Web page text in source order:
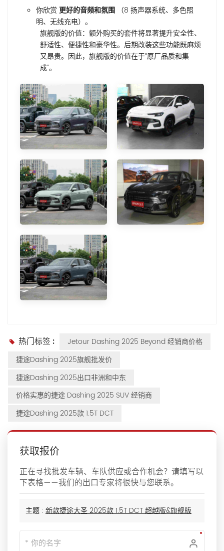
你欣赏 更好的音频和氛围 （8 扬声器系统、多色照
明、无线充电）。
旗舰版的价值：额外购买的套件将显著提升安全性、
舒适性、便捷性和豪华性。后期改装这些功能既麻烦
又昂贵。因此，旗舰版的价值在于“原厂品质和集
成”。
热门标签 :
Jetour Dashing 2025 Beyond 经销商价格
捷途Dashing 2025旗舰批发价
捷途Dashing 2025出口非洲和中东
价格实惠的捷途 Dashing 2025 SUV 经销商
捷途Dashing 2025款 1.5T DCT
获取报价
正在寻找批发车辆、车队供应或合作机会？请填写以
下表格——我们的出口专家将很快与您联系。
主题 : 新款捷途大圣 2025款 1.5T DCT 超越版&旗舰版